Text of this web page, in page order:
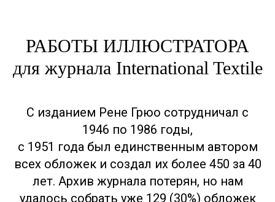
РАБОТЫ ИЛЛЮСТРАТОРА
для журнала International Textile
С изданием Рене Грюо сотрудничал с
1946 по 1986 годы,
с 1951 года был единственным автором
всех обложек и создал их более 450 за 40
лет. Архив журнала потерян, но нам
удалось собрать уже 129 (30%) обложек